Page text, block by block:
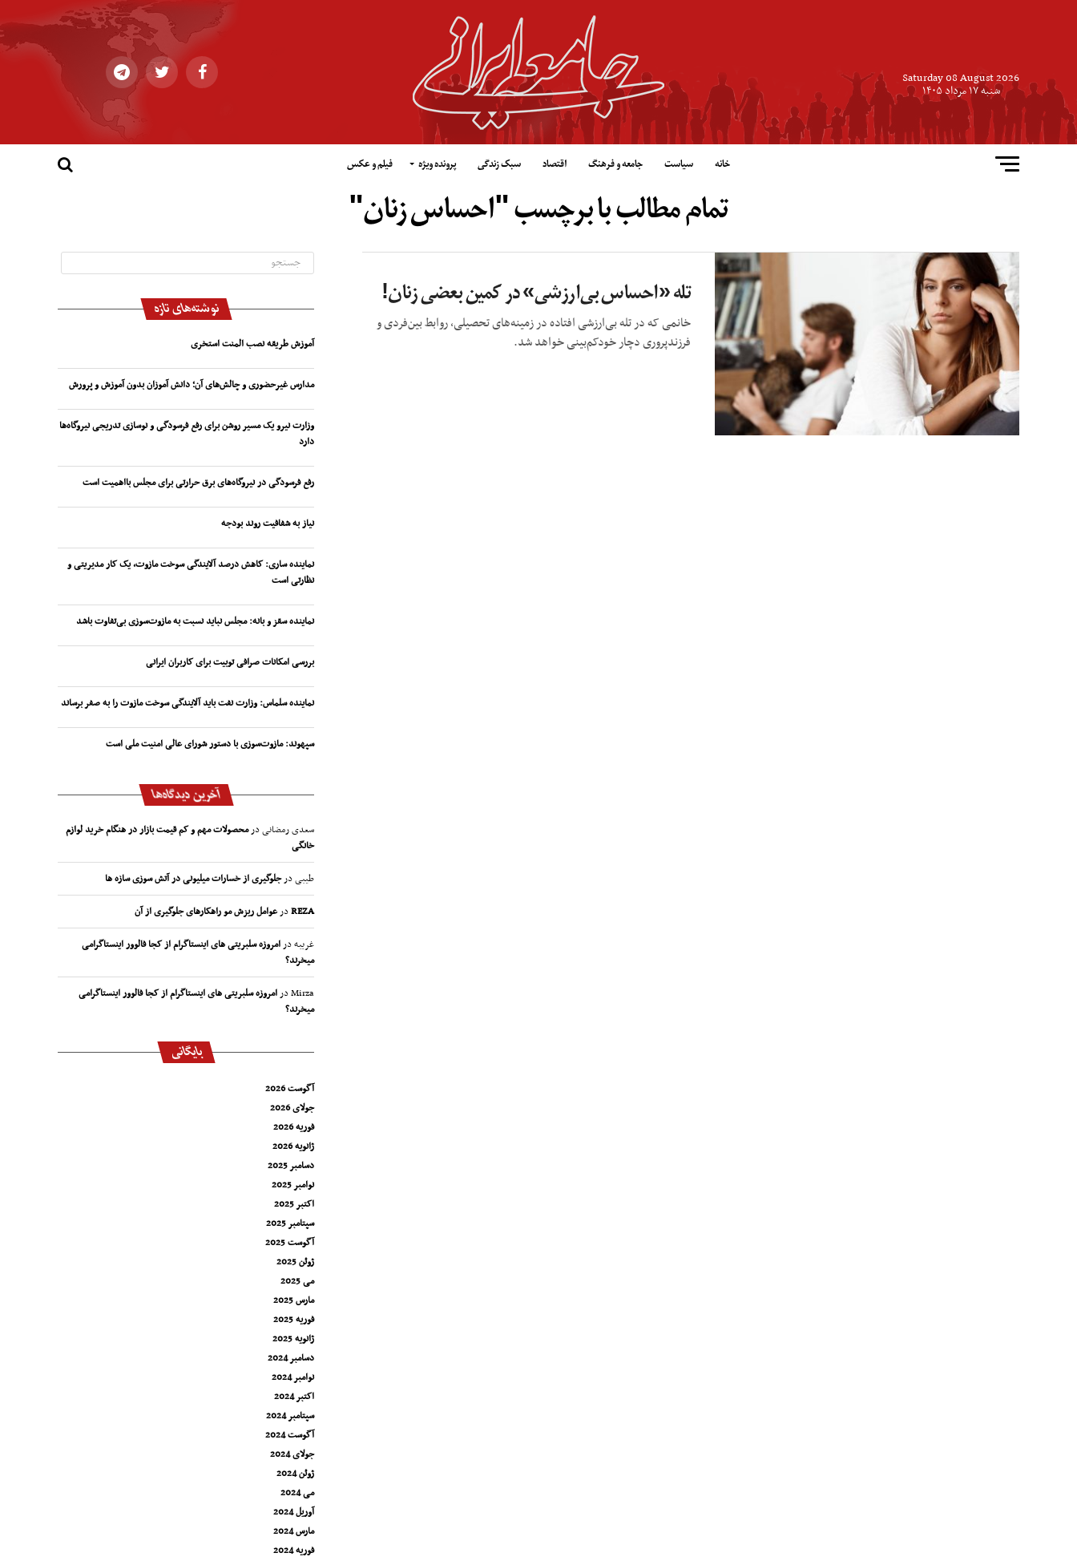
Saturday 08 August 2026
شنبه ۱۷ مرداد ۱۴۰۵
خانه سیاست جامعه و فرهنگ اقتصاد سبک زندگی پرونده ویژه فیلم و عکس
تمام مطالب با برچسب "احساس زنان"
تله «احساس بی‌ارزشی» در کمین بعضی زنان!
خانمی که در تله بی‌ارزشی افتاده در زمینه‌های تحصیلی، روابط بین‌فردی و
فرزندپروری دچار خودکم‌بینی خواهد شد.
نوشته‌های تازه
آموزش طریقه نصب المنت استخری
مدارس غیرحضوری و چالش‌های آن؛ دانش آموزان بدون آموزش و پرورش
وزارت نیرو یک مسیر روشن برای رفع فرسودگی و نوسازی تدریجی نیروگاه‌ها
دارد
رفع فرسودگی در نیروگاه‌های برق حرارتی برای مجلس بااهمیت است
نیاز به شفافیت روند بودجه
نماینده ساری: کاهش درصد آلایندگی سوخت مازوت، یک کار مدیریتی و
نظارتی است
نماینده سقز و بانه: مجلس نباید نسبت به مازوت‌سوزی بی‌تفاوت باشد
بررسی امکانات صرافی توبیت برای کاربران ایرانی
نماینده سلماس: وزارت نفت باید آلایندگی سوخت مازوت را به صفر برساند
سپهوند:‌ مازوت‌سوزی با دستور شورای عالی امنیت ملی است
آخرین دیدگاه‌ها
سعدی رمضانیدرمحصولات مهم و کم قیمت بازار در هنگام خرید لوازم
خانگی
طیبیدرجلوگیری از خسارات میلیونی در آتش سوزی سازه ها
REZAدرعوامل ریزش مو راهکارهای جلوگیری از آن
غریبهدرامروزه سلبریتی های اینستاگرام از کجا فالوور اینستاگرامی
میخرند؟
Mirzaدرامروزه سلبریتی های اینستاگرام از کجا فالوور اینستاگرامی
میخرند؟
بایگانی
آگوست 2026
جولای 2026
فوریه 2026
ژانویه 2026
دسامبر 2025
نوامبر 2025
اکتبر 2025
سپتامبر 2025
آگوست 2025
ژوئن 2025
می 2025
مارس 2025
فوریه 2025
ژانویه 2025
دسامبر 2024
نوامبر 2024
اکتبر 2024
سپتامبر 2024
آگوست 2024
جولای 2024
ژوئن 2024
می 2024
آوریل 2024
مارس 2024
فوریه 2024